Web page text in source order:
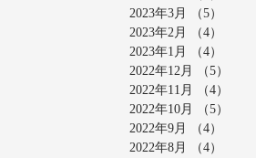
2023年3月
（5）
2023年2月
（4）
2023年1月
（4）
2022年12月
（5）
2022年11月
（4）
2022年10月
（5）
2022年9月
（4）
2022年8月
（4）